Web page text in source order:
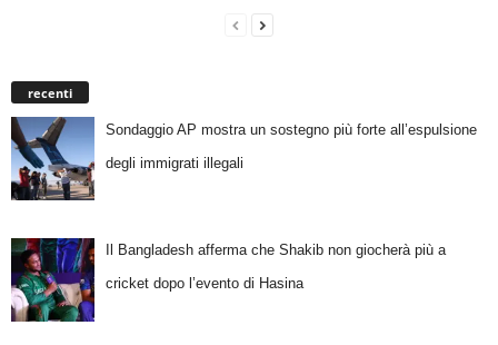
recenti
Sondaggio AP mostra un sostegno più forte all’espulsione
degli immigrati illegali
Il Bangladesh afferma che Shakib non giocherà più a
cricket dopo l’evento di Hasina